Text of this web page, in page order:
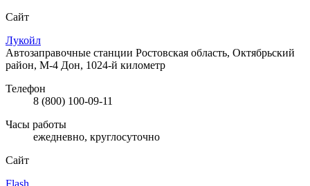
Сайт
Лукойл
Автозаправочные станции Ростовская область, Октябрьский
район, М-4 Дон, 1024-й километр
Телефон
8 (800) 100-09-11
Часы работы
ежедневно, круглосуточно
Сайт
Flash